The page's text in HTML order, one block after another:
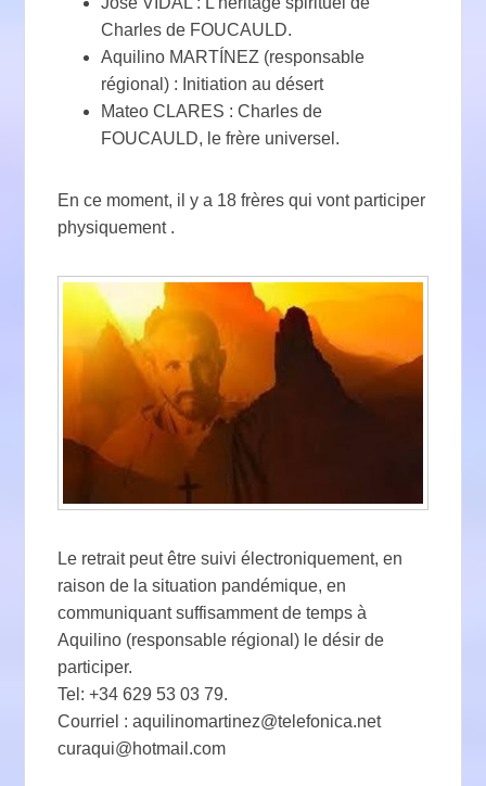
Charles de FOUCAULD.
Aquilino MARTÍNEZ (responsable
régional) : Initiation au désert
Mateo CLARES : Charles de
FOUCAULD, le frère universel.
En ce moment, il y a 18 frères qui vont participer
physiquement .
Le retrait peut être suivi électroniquement, en
raison de la situation pandémique, en
communiquant suffisamment de temps à
Aquilino (responsable régional) le désir de
participer.
Tel: +34 629 53 03 79.
Courriel : aquilinomartinez@telefonica.net
curaqui@hotmail.com